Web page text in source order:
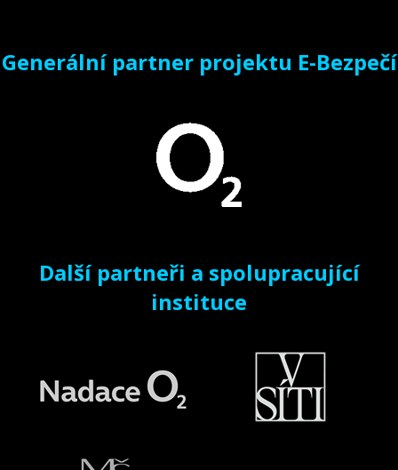
Generální partner projektu E-Bezpečí
Další partneři a spolupracující
instituce